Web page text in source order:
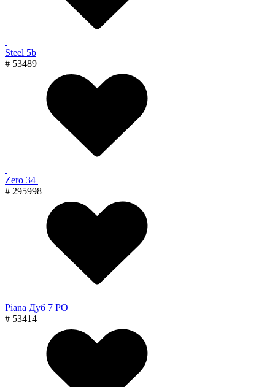
Steel 5b
# 53489
Zero 34
# 295998
Piana Дуб 7 PO
# 53414